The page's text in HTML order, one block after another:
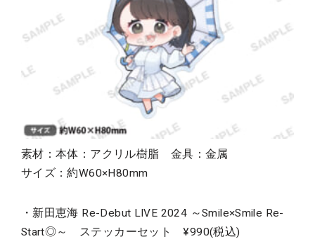
素材：本体：アクリル樹脂 金具：金属
サイズ：約W60×H80mm
・新田恵海 Re-Debut LIVE 2024 ～Smile×Smile Re-
Start◎～ ステッカーセット ¥990(税込)